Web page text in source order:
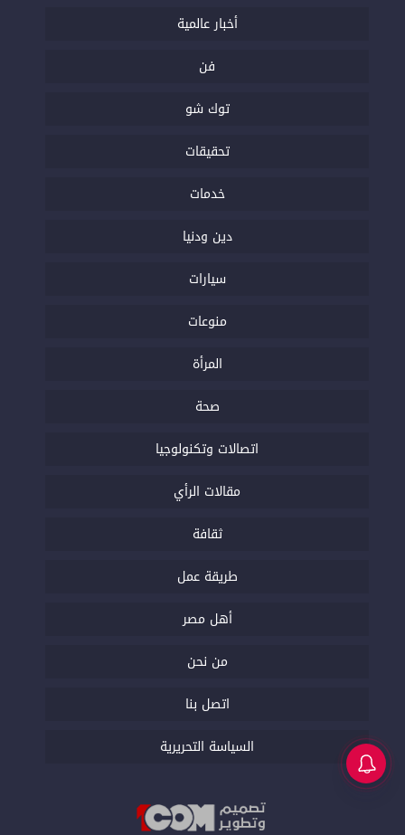
أخبار عالمية
فن
توك شو
تحقيقات
خدمات
دين ودنيا
سيارات
منوعات
المرأة
صحة
اتصالات وتكنولوجيا
مقالات الرأي
ثقافة
طريقة عمل
أهل مصر
من نحن
اتصل بنا
السياسة التحريرية